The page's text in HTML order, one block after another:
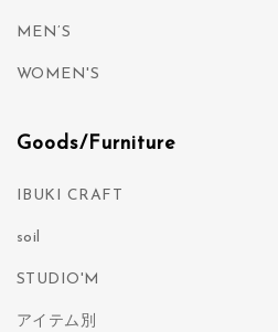
MEN’S
WOMEN'S
Goods/Furniture
IBUKI CRAFT
soil
STUDIO'M
アイテム別